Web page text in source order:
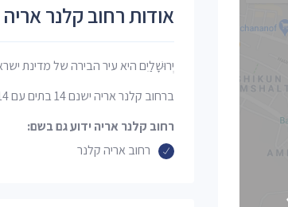
אודות רחוב קלנר אריה
יְרוּשָׁלַיִם היא עיר הבירה של מדינת
ברחוב קלנר אריה ישנם 14 בתים עם 14 מיקודים שונים.
רחוב קלנר אריה ידוע גם בשם:
רחוב אריה קלנר